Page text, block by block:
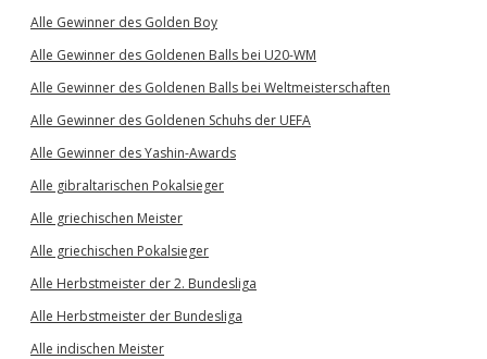
Alle Gewinner des Golden Boy
Alle Gewinner des Goldenen Balls bei U20-WM
Alle Gewinner des Goldenen Balls bei Weltmeisterschaften
Alle Gewinner des Goldenen Schuhs der UEFA
Alle Gewinner des Yashin-Awards
Alle gibraltarischen Pokalsieger
Alle griechischen Meister
Alle griechischen Pokalsieger
Alle Herbstmeister der 2. Bundesliga
Alle Herbstmeister der Bundesliga
Alle indischen Meister